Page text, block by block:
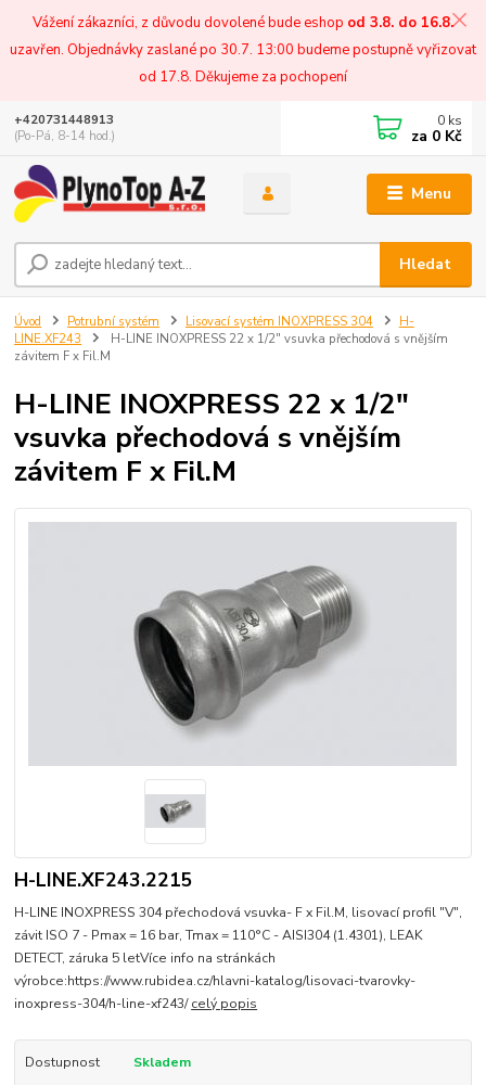
Vážení zákazníci, z důvodu dovolené bude eshop od 3.8. do 16.8.
uzavřen. Objednávky zaslané po 30.7. 13:00 budeme postupně vyřizovat
od 17.8. Děkujeme za pochopení
Menu
Hledat
+420731448913
(Po-Pá, 8-14 hod.)
0 ks
za 0 Kč
Úvod Potrubní systém Lisovací systém INOXPRESS 304
H-
LINE.XF243
H-LINE INOXPRESS 22 x 1/2" vsuvka přechodová s vnějším
závitem F x Fil.M
H-LINE INOXPRESS 22 x 1/2"
vsuvka přechodová s vnějším
závitem F x Fil.M
H-LINE.XF243.2215
H-LINE INOXPRESS 304 přechodová vsuvka- F x Fil.M, lisovací profil "V",
závit ISO 7 - Pmax = 16 bar, Tmax = 110°C - AISI304 (1.4301), LEAK
DETECT, záruka 5 letVíce info na stránkách
výrobce:https://www.rubidea.cz/hlavni-katalog/lisovaci-tvarovky-
inoxpress-304/h-line-xf243/celý popis
Dostupnost Skladem